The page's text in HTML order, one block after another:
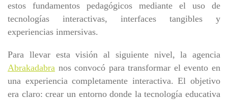
estos fundamentos pedagógicos mediante el uso de
tecnologías interactivas, interfaces tangibles y
experiencias inmersivas.
Para llevar esta visión al siguiente nivel, la agencia
Abrakadabra nos convocó para transformar el evento en
una experiencia completamente interactiva. El objetivo
era claro: crear un entorno donde la tecnología educativa